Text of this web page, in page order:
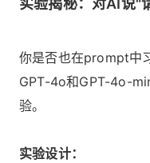
实验揭秘：对AI说"
你是否也在prompt中
GPT-4o和GPT-4o-
验。
实验设计：